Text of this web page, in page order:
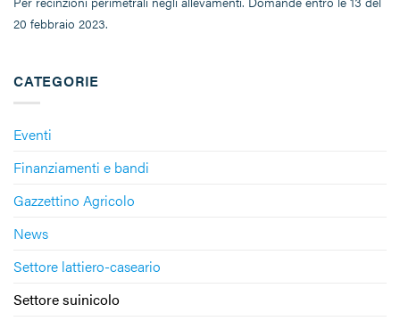
CATEGORIE
Eventi
Finanziamenti e bandi
Gazzettino Agricolo
News
Settore lattiero-caseario
Settore suinicolo
20 febbraio 2023.